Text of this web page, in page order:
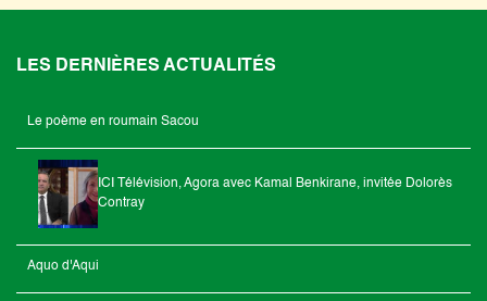
LES DERNIÈRES ACTUALITÉS
Le poème en roumain Sacou
ICI Télévision, Agora avec Kamal Benkirane, invitée Dolorès
Contray
Aquo d'Aqui